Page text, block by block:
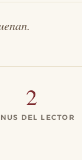
2
DEL LECTOR